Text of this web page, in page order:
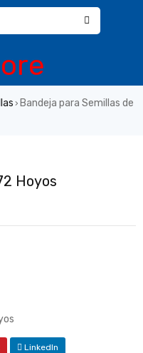
› Bandeja para Semillas de
Hoyos
LinkedIn